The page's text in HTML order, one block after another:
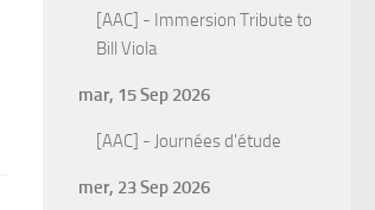
[AAC] - Immersion Tribute to
Bill Viola
mar, 15 Sep 2026
[AAC] - Journées d'étude
mer, 23 Sep 2026